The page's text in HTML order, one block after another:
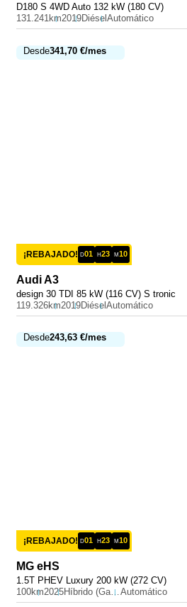
D180 S 4WD Auto 132 kW (180 CV)
131.241km2019Diésel Automático
Desde341,70 €/mes
¡REBAJADO! D01 H23 M10
AudiA3
design 30 TDI 85 kW (116 CV) S tronic
119.326km2019DiéselAutomático
Desde243,63 €/mes
¡REBAJADO! D01 H23 M10
MG eHS
1.5T PHEV Luxury 200 kW (272 CV)
100km2025 Híbrido (Gasolina) Automático